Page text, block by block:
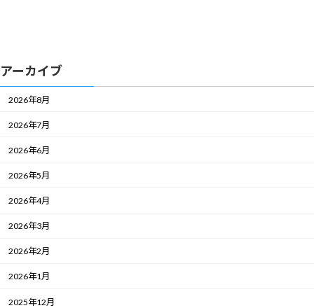
アーカイブ
2026年8月
2026年7月
2026年6月
2026年5月
2026年4月
2026年3月
2026年2月
2026年1月
2025年12月